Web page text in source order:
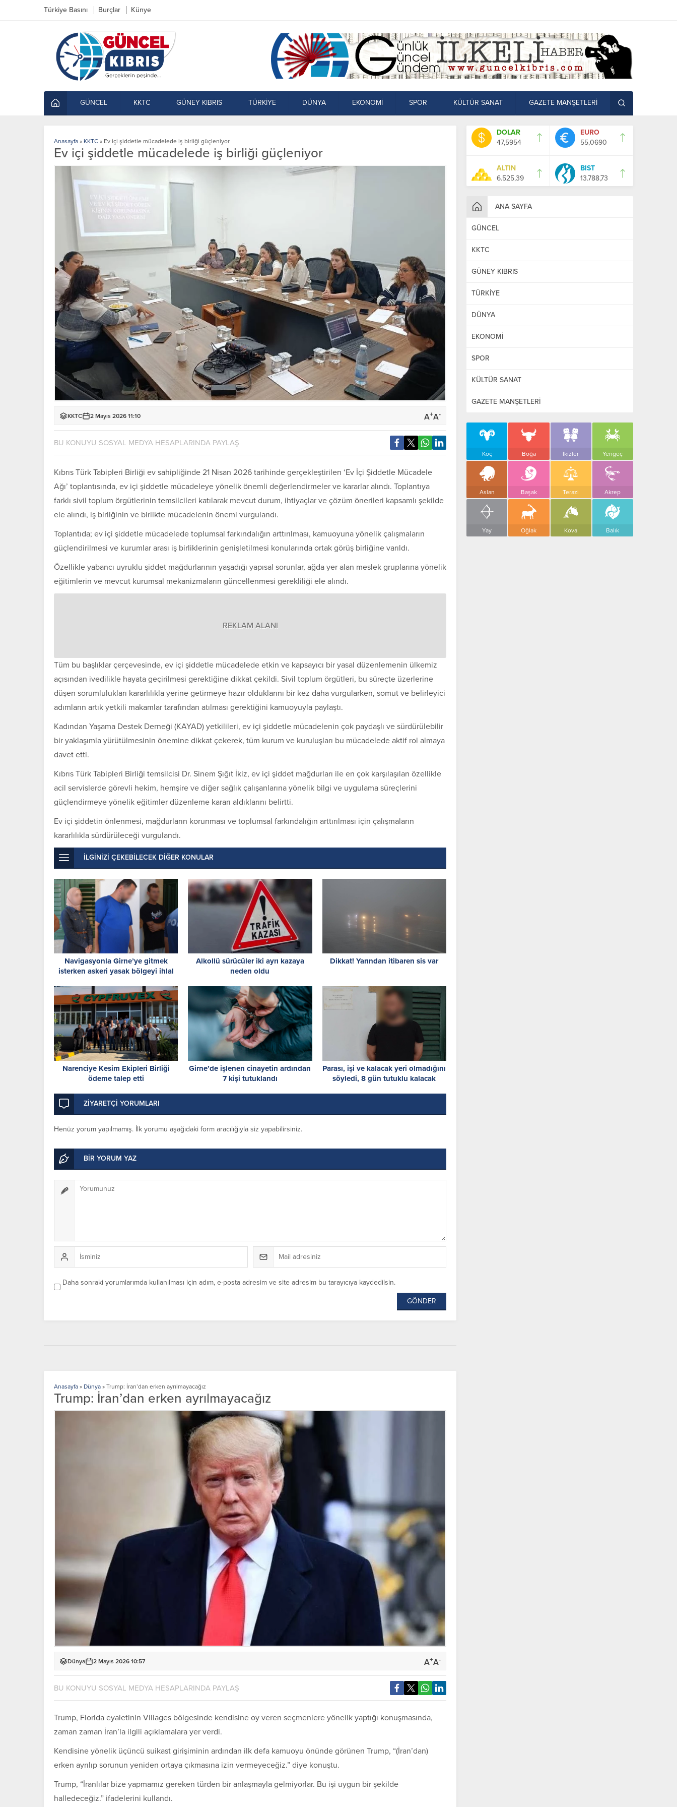
Türkiye Basını Burçlar Künye
GÜNCEL KKTC GÜNEY KIBRIS TÜRKİYE DÜNYA EKONOMİ SPOR KÜLTÜR SANAT GAZETE MANŞETLERİ
DOLAR
47,5954
EURO
55,0690
ALTIN
6.525,39
BIST
13.788,73
ANA SAYFA
GÜNCEL
KKTC
GÜNEY KIBRIS
TÜRKİYE
DÜNYA
EKONOMİ
SPOR
KÜLTÜR SANAT
GAZETE MANŞETLERİ
Koç Boğa İkizler Yengeç
Aslan Başak Terazi Akrep
Yay Oğlak Kova Balık
Anasayfa » KKTC » Ev içi şiddetle mücadelede iş birliği güçleniyor
Ev içi şiddetle mücadelede iş birliği güçleniyor
KKTC 2 Mayıs 2026 11:10 A+A-
BU KONUYU SOSYAL MEDYA HESAPLARINDA PAYLAŞ
Kıbrıs Türk Tabipleri Birliği ev sahipliğinde 21 Nisan 2026 tarihinde gerçekleştirilen ‘Ev İçi Şiddetle Mücadele
Ağı’ toplantısında, ev içi şiddetle mücadeleye yönelik önemli değerlendirmeler ve kararlar alındı. Toplantıya
farklı sivil toplum örgütlerinin temsilcileri katılarak mevcut durum, ihtiyaçlar ve çözüm önerileri kapsamlı şekilde
ele alındı, iş birliğinin ve birlikte mücadelenin önemi vurgulandı.
Toplantıda; ev içi şiddetle mücadelede toplumsal farkındalığın arttırılması, kamuoyuna yönelik çalışmaların
güçlendirilmesi ve kurumlar arası iş birliklerinin genişletilmesi konularında ortak görüş birliğine varıldı.
Özellikle yabancı uyruklu şiddet mağdurlarının yaşadığı yapısal sorunlar, ağda yer alan meslek gruplarına yönelik
eğitimlerin ve mevcut kurumsal mekanizmaların güncellenmesi gerekliliği ele alındı.
REKLAM ALANI
Tüm bu başlıklar çerçevesinde, ev içi şiddetle mücadelede etkin ve kapsayıcı bir yasal düzenlemenin ülkemiz
açısından ivedilikle hayata geçirilmesi gerektiğine dikkat çekildi. Sivil toplum örgütleri, bu süreçte üzerlerine
düşen sorumlulukları kararlılıkla yerine getirmeye hazır olduklarını bir kez daha vurgularken, somut ve belirleyici
adımların artık yetkili makamlar tarafından atılması gerektiğini kamuoyuyla paylaştı.
Kadından Yaşama Destek Derneği (KAYAD) yetkilileri, ev içi şiddetle mücadelenin çok paydaşlı ve sürdürülebilir
bir yaklaşımla yürütülmesinin önemine dikkat çekerek, tüm kurum ve kuruluşları bu mücadelede aktif rol almaya
davet etti.
Kıbrıs Türk Tabipleri Birliği temsilcisi Dr. Sinem Şığıt İkiz, ev içi şiddet mağdurları ile en çok karşılaşılan özellikle
acil servislerde görevli hekim, hemşire ve diğer sağlık çalışanlarına yönelik bilgi ve uygulama süreçlerini
güçlendirmeye yönelik eğitimler düzenleme kararı aldıklarını belirtti.
Ev içi şiddetin önlenmesi, mağdurların korunması ve toplumsal farkındalığın arttırılması için çalışmaların
kararlılıkla sürdürüleceği vurgulandı.
İLGİNİZİ ÇEKEBİLECEK DİĞER KONULAR
Navigasyonla Girne’ye gitmek
isterken askeri yasak bölgeyi ihlal
Alkollü sürücüler iki ayrı kazaya
neden oldu
Dikkat! Yarından itibaren sis var
Narenciye Kesim Ekipleri Birliği
ödeme talep etti
Girne’de işlenen cinayetin ardından
7 kişi tutuklandı
Parası, işi ve kalacak yeri olmadığını
söyledi, 8 gün tutuklu kalacak
ZİYARETÇİ YORUMLARI
Henüz yorum yapılmamış. İlk yorumu aşağıdaki form aracılığıyla siz yapabilirsiniz.
BİR YORUM YAZ
Daha sonraki yorumlarımda kullanılması için adım, e-posta adresim ve site adresim bu tarayıcıya kaydedilsin.
Anasayfa » Dünya » Trump: İran’dan erken ayrılmayacağız
Trump: İran’dan erken ayrılmayacağız
Dünya 2 Mayıs 2026 10:57 A+A-
BU KONUYU SOSYAL MEDYA HESAPLARINDA PAYLAŞ
Trump, Florida eyaletinin Villages bölgesinde kendisine oy veren seçmenlere yönelik yaptığı konuşmasında,
zaman zaman İran’la ilgili açıklamalara yer verdi.
Kendisine yönelik üçüncü suikast girişiminin ardından ilk defa kamuoyu önünde görünen Trump, “⁠(İran’dan)
erken ayrılıp sorunun yeniden ortaya çıkmasına izin vermeyeceğiz.” diye konuştu.
Trump, “İranlılar bize yapmamız gereken türden bir anlaşmayla gelmiyorlar. Bu işi uygun bir şekilde
halledeceğiz.” ifadelerini kullandı.